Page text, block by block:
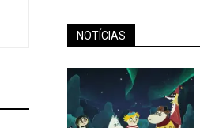
NOTÍCIAS